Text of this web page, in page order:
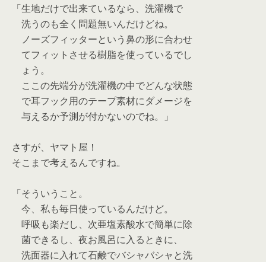
「生地だけで出来ているなら、洗濯機で
洗うのも全く問題無いんだけどね。
ノーズフィッターという鼻の形に合わせ
てフィットさせる樹脂を使っているでし
ょう。
ここの先端分が洗濯機の中でどんな状態
で耳フック用のテープ素材にダメージを
与えるか予測が付かないのでね。」
さすが、ヤマト屋！
そこまで考えるんですね。
「そういうこと。
今、私も毎日使っているんだけど。
呼吸も楽だし、次亜塩素酸水で簡単に除
菌できるし、夜お風呂に入るときに、
洗面器に入れて石鹸でバシャバシャと洗